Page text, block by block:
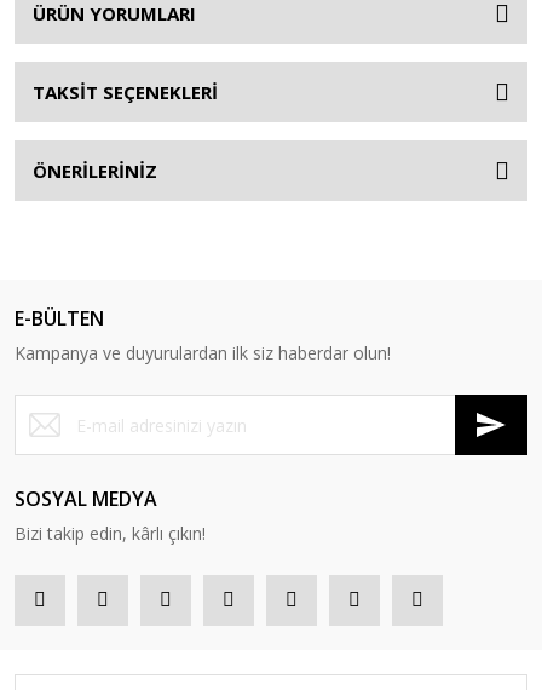
ÜRÜN YORUMLARI
TAKSİT SEÇENEKLERİ
ÖNERİLERİNİZ
E-BÜLTEN
Kampanya ve duyurulardan ilk siz haberdar olun!
SOSYAL MEDYA
Bizi takip edin, kârlı çıkın!